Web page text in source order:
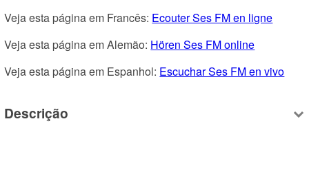
Veja esta página em Francês: Ecouter Ses FM en ligne
Veja esta página em Alemão: Hören Ses FM online
Veja esta página em Espanhol: Escuchar Ses FM en vivo
Descrição